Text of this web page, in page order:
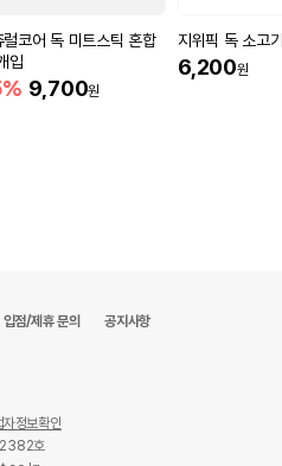
럴코어 독 미트스틱 혼합
입
9,700원
지위픽 독 소고
6,200원
입점/제휴 문의 공지사항
자정보확인
2382호